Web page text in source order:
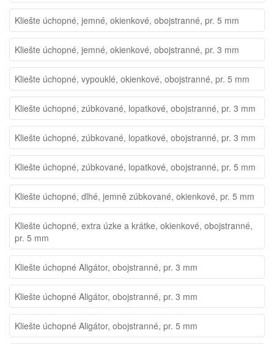
Kliešte úchopné, jemné, okienkové, obojstranné, pr. 5 mm
Kliešte úchopné, jemné, okienkové, obojstranné, pr. 3 mm
Kliešte úchopné, vypouklé, okienkové, obojstranné, pr. 5 mm
Kliešte úchopné, zúbkované, lopatkové, obojstranné, pr. 3 mm
Kliešte úchopné, zúbkované, lopatkové, obojstranné, pr. 3 mm
Kliešte úchopné, zúbkované, lopatkové, obojstranné, pr. 5 mm
Kliešte úchopné, dlhé, jemně zúbkované, okienkové, pr. 5 mm
Kliešte úchopné, extra úzke a krátke, okienkové, obojstranné,
pr. 5 mm
Kliešte úchopné Aligátor, obojstranné, pr. 3 mm
Kliešte úchopné Aligátor, obojstranné, pr. 3 mm
Kliešte úchopné Aligátor, obojstranné, pr. 5 mm